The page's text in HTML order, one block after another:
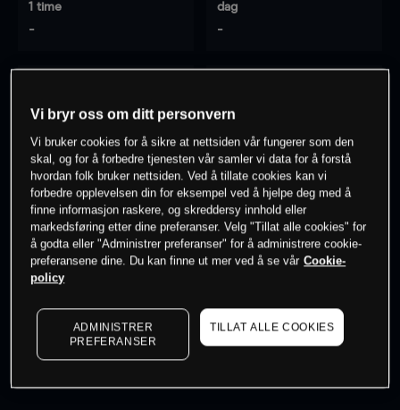
1 time
-
dag
-
-
0% av kunder erpå dette instrumentet
Søk om konto
Log in
Vi bryr oss om ditt personvern
Vi bruker cookies for å sikre at nettsiden vår fungerer som den
skal, og for å forbedre tjenesten vår samler vi data for å forstå
hvordan folk bruker nettsiden. Ved å tillate cookies kan vi
forbedre opplevelsen din for eksempel ved å hjelpe deg med å
finne informasjon raskere, og skreddersy innhold eller
markedsføring etter dine preferanser. Velg "Tillat alle cookies" for
å godta eller "Administrer preferanser" for å administrere cookie-
preferansene dine. Du kan finne ut mer ved å se vår Cookie-
policy
ADMINISTRER
PREFERANSER
TILLAT ALLE COOKIES